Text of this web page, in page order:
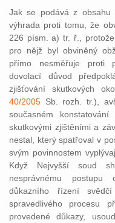
Jak se podává z obsahu
výhrada proti tomu, že
226 písm. a) tr. ř.,
pro nějž byl obviněný
přímo nesměřuje proti
dovolací důvod
zjišťování skutkových
40/2005 Sb. rozh. tr.),
současném
skutkovými zjištěními a
nestal, který spatřoval v
svým povinnostem
Když Nejvyšší soud
nesprávnému postupu
důkazního řízení
spravedlivého procesu
provedené důkazy,